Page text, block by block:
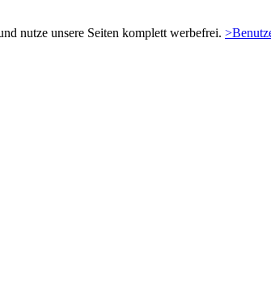
nutze unsere Seiten komplett werbefrei.